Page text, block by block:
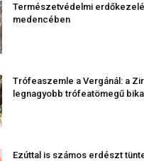
Természetvédelmi
medencében
Trófeaszemle a Vergánál: a
legnagyobb trófeatömegű bika
Ezúttal is számos erdészt